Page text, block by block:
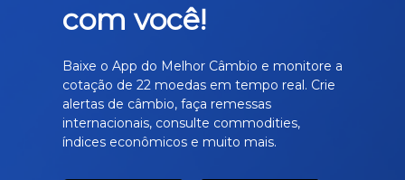
com você!
Baixe o App do Melhor Câmbio e monitore a
cotação de 22 moedas em tempo real. Crie
alertas de câmbio, faça remessas
internacionais, consulte commodities,
índices econômicos e muito mais.